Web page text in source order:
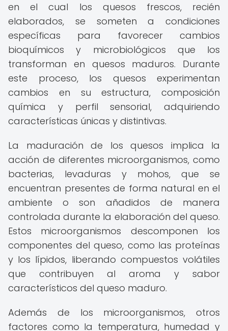
en el cual los quesos frescos, recién
elaborados, se someten a condiciones
específicas para favorecer cambios
bioquímicos y microbiológicos que los
transforman en quesos maduros. Durante
este proceso, los quesos experimentan
cambios en su estructura, composición
química y perfil sensorial, adquiriendo
características únicas y distintivas.
La maduración de los quesos implica la
acción de diferentes microorganismos, como
bacterias, levaduras y mohos, que se
encuentran presentes de forma natural en el
ambiente o son añadidos de manera
controlada durante la elaboración del queso.
Estos microorganismos descomponen los
componentes del queso, como las proteínas
y los lípidos, liberando compuestos volátiles
que contribuyen al aroma y sabor
característicos del queso maduro.
Además de los microorganismos, otros
factores como la temperatura, humedad y